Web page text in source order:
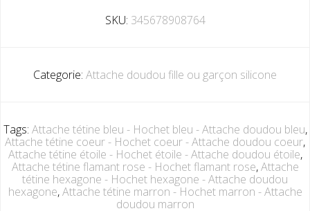
SKU: 345678908764
Categorie: Attache doudou fille ou garçon silicone
Tags: Attache tétine bleu - Hochet bleu - Attache doudou bleu,
Attache tétine coeur - Hochet coeur - Attache doudou coeur,
Attache tétine étoile - Hochet étoile - Attache doudou étoile,
Attache tétine flamant rose - Hochet flamant rose,Attache
tétine hexagone - Hochet hexagone - Attache doudou
hexagone,Attache tétine marron - Hochet marron - Attache
doudou marron